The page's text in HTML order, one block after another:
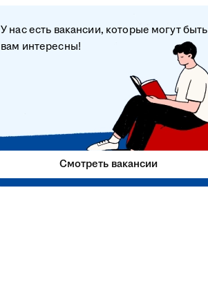
У нас есть вакансии, которые могут быть
вам интересны!
Смотреть вакансии